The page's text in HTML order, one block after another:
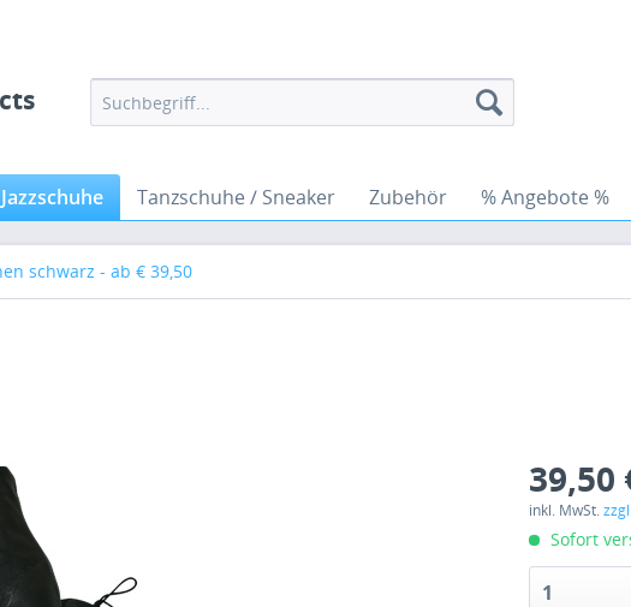
Jazzschuhe Tanzschuhe / Sneaker Zubehör % Angebote %
schwarz - ab € 39,50
39,50
inkl. MwSt.
Sofort
1